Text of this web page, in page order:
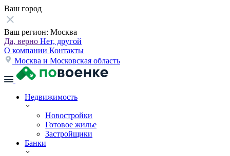
Ваш город
Ваш регион: Москва
Да, верно Нет, другой
О компании Контакты
Москва и Московская область
Недвижимость
Новостройки
Готовое жилье
Застройщики
Банки